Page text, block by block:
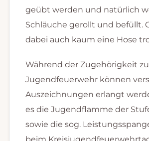
geübt werden und natürlich
Schläuche gerollt und befüllt.
dabei auch kaum eine Hose
Während der Zugehörigkeit
Jugendfeuerwehr können
Auszeichnungen erlangt
es die Jugendflamme der
sowie die sog.
beim